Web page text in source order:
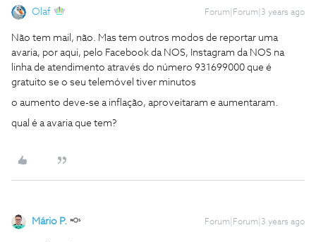
Olaf Forum|Forum|3 years ago
Não tem mail, não. Mas tem outros modos de reportar uma
avaria, por aqui, pelo Facebook da NOS, Instagram da NOS na
linha de atendimento através do número 931699000 que é
gratuito se o seu telemóvel tiver minutos
o aumento deve-se a inflação, aproveitaram e aumentaram.
qual é a avaria que tem?
Mário P. Forum|Forum|3 years ago